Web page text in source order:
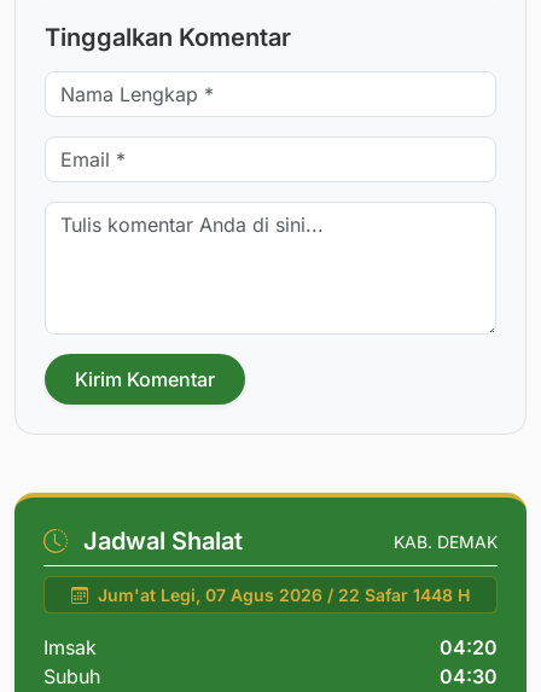
Tinggalkan Komentar
Kirim Komentar
Jadwal Shalat KAB. DEMAK
Jum'at Legi, 07 Agus 2026 / 22 Safar 1448 H
Imsak
04:20
Subuh
04:30